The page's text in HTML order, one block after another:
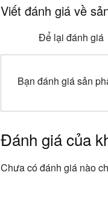
Viết đánh giá về
Để lại đánh giá
Bạn đánh giá sản
Đánh giá của
Chưa có đánh giá nào